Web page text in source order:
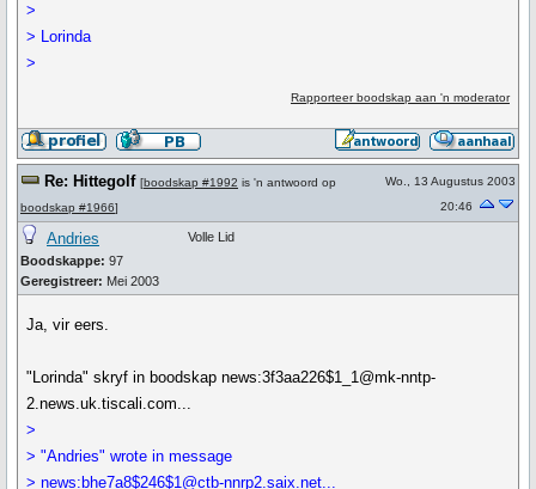
>
> Lorinda
>
Rapporteer boodskap aan 'n moderator
Re: Hittegolf [boodskap #1992 is 'n antwoord op
boodskap #1966]
Wo., 13 Augustus 2003
20:46
Andries
Boodskappe: 97
Geregistreer: Mei 2003
Volle Lid
Ja, vir eers.
"Lorinda" skryf in boodskap news:3f3aa226$1_1@mk-nntp-
2.news.uk.tiscali.com...
>
> "Andries" wrote in message
> news:bhe7a8$246$1@ctb-nnrp2.saix.net...